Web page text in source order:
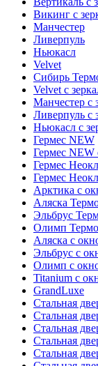
Викинг с
Манчестер
Ливерпуль
Ньюкасл
Velvet
Сибирь
Velvet с
Манчестер с
Ливерпуль с
Ньюкасл с
Гермес NEW
Гермес NEW
Гермес
Гермес
Арктика с
Аляска
Эльбрус
Олимп
Аляска с
Эльбрус с
Олимп с
Titanium с
GrandLuxe
Стальная
Стальная
Стальная
Стальная
Стальная